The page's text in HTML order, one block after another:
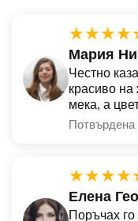
Мария
Честно
красиво
мека, а
Потвърдена
Елена
Поръчах